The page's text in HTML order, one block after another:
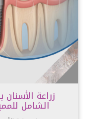
زراعة الأسنان
الشامل